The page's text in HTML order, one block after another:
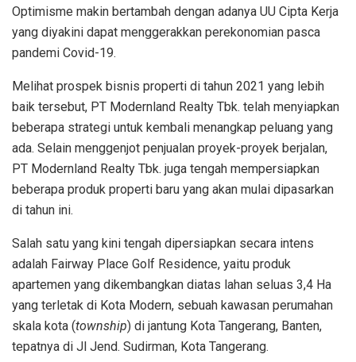
Optimisme makin bertambah dengan adanya UU Cipta Kerja
yang diyakini dapat menggerakkan perekonomian pasca
pandemi Covid-19.
Melihat prospek bisnis properti di tahun 2021 yang lebih
baik tersebut, PT Modernland Realty Tbk. telah menyiapkan
beberapa strategi untuk kembali menangkap peluang yang
ada. Selain menggenjot penjualan proyek-proyek berjalan,
PT Modernland Realty Tbk. juga tengah mempersiapkan
beberapa produk properti baru yang akan mulai dipasarkan
di tahun ini.
Salah satu yang kini tengah dipersiapkan secara intens
adalah Fairway Place Golf Residence, yaitu produk
apartemen yang dikembangkan diatas lahan seluas 3,4 Ha
yang terletak di Kota Modern, sebuah kawasan perumahan
skala kota (township) di jantung Kota Tangerang, Banten,
tepatnya di Jl Jend. Sudirman, Kota Tangerang.